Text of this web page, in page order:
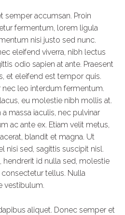
semper accumsan. Proin
fermentum, lorem ligula
nisi justo sed nunc.
eleifend viverra, nibh lectus
odio sapien at ante. Praesent
et eleifend est tempor quis.
leo interdum fermentum.
eu molestie nibh mollis at.
massa iaculis, nec pulvinar
ac ante ex. Etiam velit metus,
blandit et magna. Ut
nisi sed, sagittis suscipit nisl.
hendrerit id nulla sed, molestie
consectetur tellus. Nulla
vestibulum.
aliquet. Donec semper et